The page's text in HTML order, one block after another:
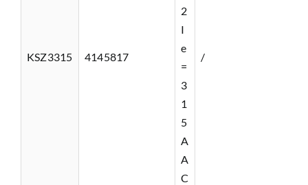
KSZ3315 4145817
2
I
e
=
3
1
5
A
A
C
/